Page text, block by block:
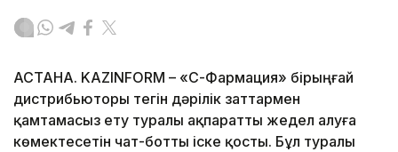
АСТАНА. KAZINFORM – «СҚ-Фармация» бірыңғай
дистрибьюторы тегін дәрілік заттармен
қамтамасыз ету туралы ақпаратты жедел алуға
көмектесетін чат-ботты іске қосты. Бұл туралы